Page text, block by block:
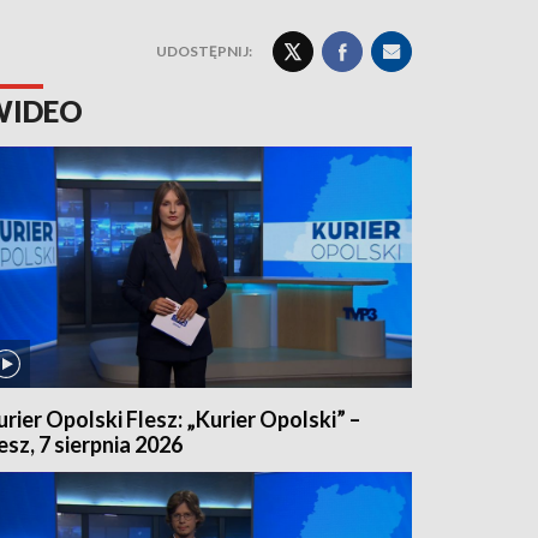
UDOSTĘPNIJ:
Opolski Flesz: „Kurier Opolski” –
7 sierpnia 2026